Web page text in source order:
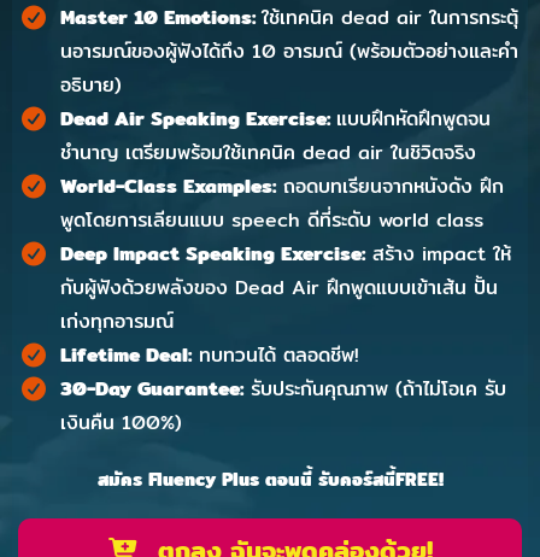
Master 10 Emotions:ใช้เทคนิค dead air ในการกระตุ้
นอารมณ์ของผู้ฟังได้ถึง 10 อารมณ์ (พร้อมตัวอย่างและคำ
อธิบาย)
Dead Air Speaking Exercise: แบบฝึกหัดฝึกพูดจน
ชำนาญ เตรียมพร้อมใช้เทคนิค dead air ในชิวิตจริง
World-Class Examples:ถอดบทเรียนจากหนังดัง ฝึก
พูดโดยการเลียนแบบ speech ดีที่ระดับ world class
Deep Impact Speaking Exercise:สร้าง impact ให้
กับผู้ฟังด้วยพลังของ Dead Air ฝึกพูดแบบเข้าเส้น ปั้น
เก่งทุกอารมณ์
Lifetime Deal:ทบทวนได้ ตลอดชีพ!
30-Day Guarantee:รับประกันคุณภาพ (ถ้าไม่โอเค รับ
เงินคืน 100%)
สมัคร Fluency Plus ตอนนี้ รับคอร์สนี้FREE!